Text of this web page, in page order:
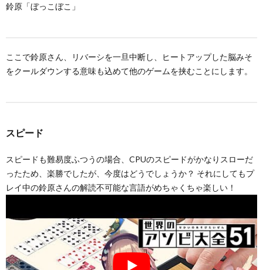
鈴原「ぼっこぼこ」
ここで鈴原さん、リバーシを一旦中断し、ヒートアップした脳みそ
をクールダウンする意味も込めて他のゲームを挟むことにします。
スピード
スピードも難易度ふつうの場合、CPUのスピードがかなりスローだ
ったため、楽勝でしたが、今度はどうでしょうか？ それにしてもプ
レイ中の鈴原さんの解読不可能な言語がめちゃくちゃ楽しい！